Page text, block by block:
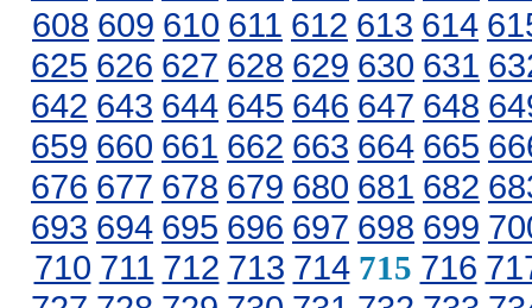
608 609 610 611 612 613 614
625 626 627 628 629 630 631
642 643 644 645 646 647 648
659 660 661 662 663 664 665
676 677 678 679 680 681 682
693 694 695 696 697 698 699
710 711 712 713 714715 716